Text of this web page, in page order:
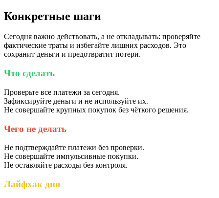
Конкретные шаги
Сегодня важно действовать, а не откладывать: проверяйте
фактические траты и избегайте лишних расходов. Это
сохранит деньги и предотвратит потери.
Что сделать
Проверьте все платежи за сегодня.
Зафиксируйте деньги и не используйте их.
Не совершайте крупных покупок без чёткого решения.
Чего не делать
Не подтверждайте платежи без проверки.
Не совершайте импульсивные покупки.
Не оставляйте расходы без контроля.
Лайфхак дня